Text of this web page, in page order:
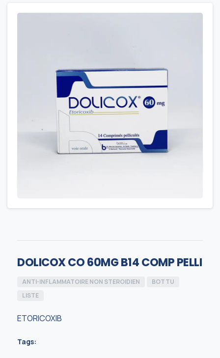
DOLICOX CO 60MG B14 COMP PELLI
ANTI-INFLAMMATOIRE NON STEROIDIEN
BOTTU
LISTE
ETORICOXIB
Tags: